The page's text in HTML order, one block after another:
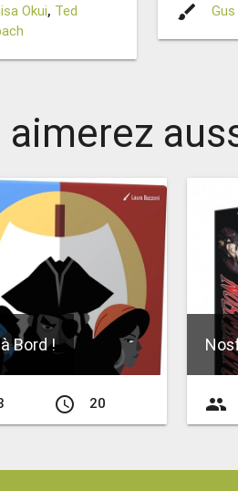
Okui, Ted
brush
aimerez
Bord !
access_time 20 group